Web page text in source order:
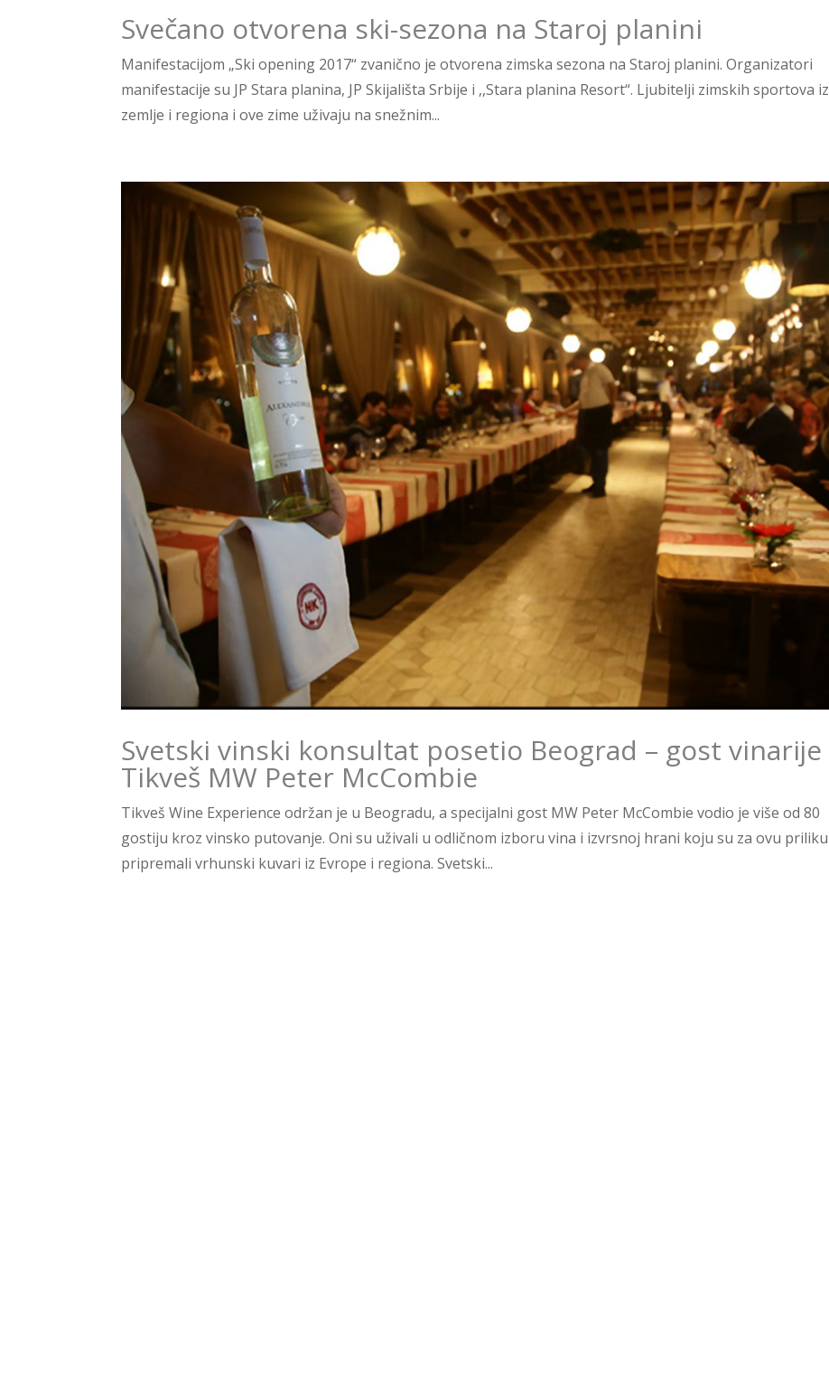
Svečano otvorena ski-sezona na Staroj planini
Manifestacijom „Ski opening 2017“ zvanično je otvorena zimska sezona na Staroj planini. Organizatori
manifestacije su JP Stara planina, JP Skijališta Srbije i ,,Stara planina Resort“. Ljubitelji zimskih sportova iz
zemlje i regiona i ove zime uživaju na snežnim...
Svetski vinski konsultat posetio Beograd – gost vinarije
Tikveš MW Peter McCombie
Tikveš Wine Experience održan je u Beogradu, a specijalni gost MW Peter McCombie vodio je više od 80
gostiju kroz vinsko putovanje. Oni su uživali u odličnom izboru vina i izvrsnoj hrani koju su za ovu priliku
pripremali vrhunski kuvari iz Evrope i regiona. Svetski...